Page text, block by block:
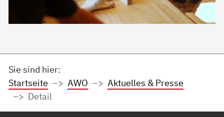
Sie sind hier:
Startseite
AWO
Aktuelles & Presse
Detail